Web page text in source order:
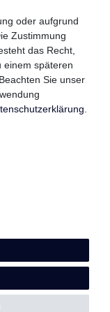
oder aufgrund
Zustimmung
das Recht,
einem späteren
Sie unser